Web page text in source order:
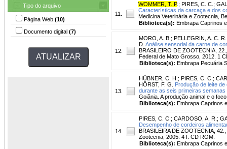
Tipo do arquivo
Página Web (10)
Documento digital (7)
11.
WOMMER, T. P. ; PIRES, C. C. ;
Características da carcaça e dos
Medicina Veterinária e Zootecnia,
Biblioteca(s): Embrapa Caprinos
12.
MORO, A. B. ; PELLEGRIN, A. C.
D. Análise sensorial da carne de
BRASILEIRO DE ZOOTECNIA,
Federal de Mato Grosso, 2012. 1
Biblioteca(s): Embrapa Pecuária
13.
HÜBNER, C. H. ; PIRES, C. C. ;
HÖRST, F. G.
Produção de leite
durante as seis primeiras semanas
Goiânia. A produção animal e o
Biblioteca(s): Embrapa Caprinos
14.
PIRES, C. C. ; CARDOSO, A. R. ;
Desempenho de cordeiros
BRASILEIRA DE ZOOTECNIA,
Zootecnia, 2005. 4 f. CD ROM.
Biblioteca(s): Embrapa Caprinos